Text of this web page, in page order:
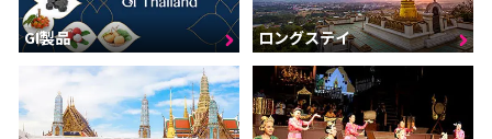
GI製品 ロングステイ